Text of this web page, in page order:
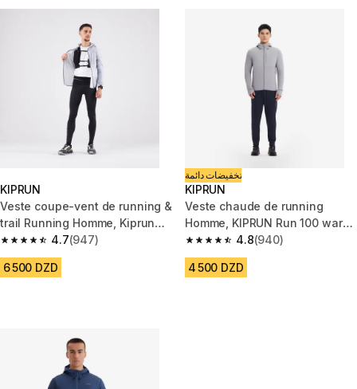
KIPRUN
Veste coupe-vent de running &
trail Running Homme, Kiprun
Run 900 Wind Gris
4.7
4.7 out of 5 stars from 947 reviews
(947)
6 500 DZD
تخفيضات دائمة
KIPRUN
Veste chaude de running
Homme, KIPRUN Run 100 warm
grise clair4.8
4.8 out of 5 stars from 940
(940)
4 500 DZD